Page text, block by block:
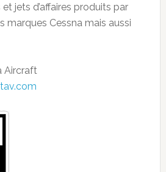
jets d’affaires produits par
marques Cessna mais aussi
Aircraft